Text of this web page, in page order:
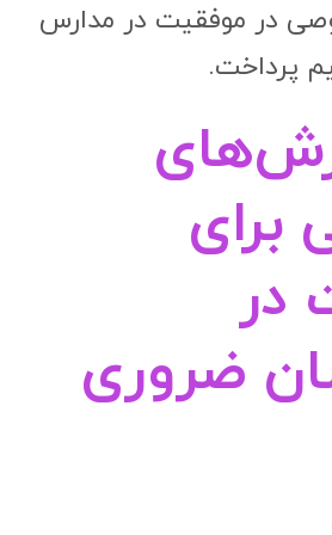
در موفقیت در مدارس
پرداخت.
در
ضروری